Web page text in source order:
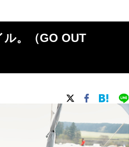
。（GO OUT